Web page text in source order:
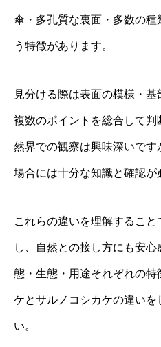
傘・多孔質な裏面・多数の
う特徴があります。
見分ける際は表面の模様・基
複数のポイントを総合して
然界での観察は興味深いで
場合には十分な知識と確認が
これらの違いを理解するこ
し、自然との接し方にも安
態・生態・用途それぞれの
ケとサルノコシカケの違いを
い。